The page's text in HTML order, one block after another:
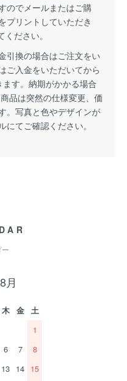
のでメールまたはご購
プリントしていただき
ださい。
引換の場合はご注文をい
ご入金をいただいてから
す。納期がかかる場合
品は突然の仕様変更、価
。写真と色やデザインが
てご確認ください。
月
木 金
土
1
6 7
8
13 14 15